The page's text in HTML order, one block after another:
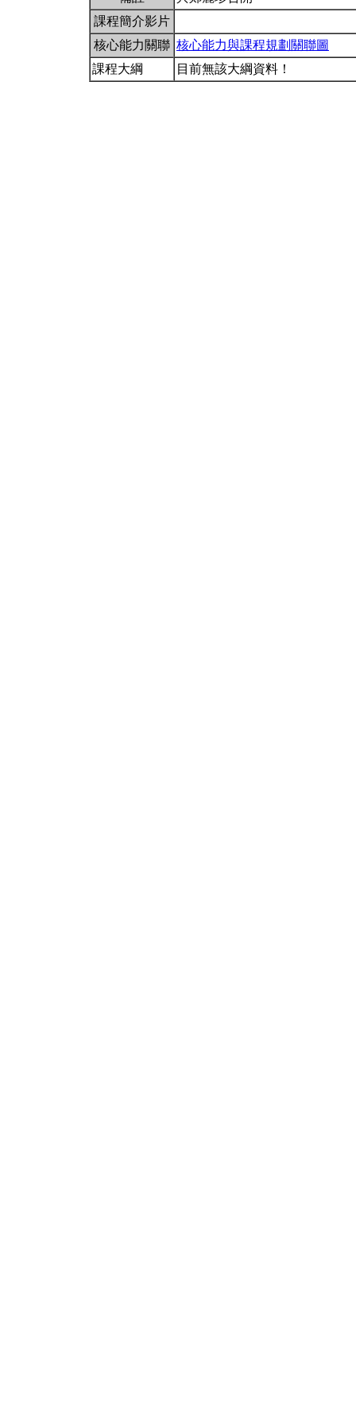
課程簡介影片
核心能力關聯 核心能力與課程規劃關聯圖
課程大綱
目前無該大綱資料！